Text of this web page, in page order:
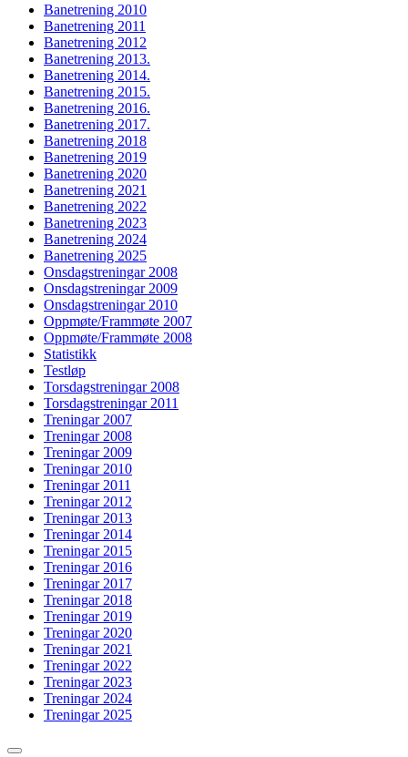
Banetrening 2010
Banetrening 2011
Banetrening 2012
Banetrening 2013.
Banetrening 2014.
Banetrening 2015.
Banetrening 2016.
Banetrening 2017.
Banetrening 2018
Banetrening 2019
Banetrening 2020
Banetrening 2021
Banetrening 2022
Banetrening 2023
Banetrening 2024
Banetrening 2025
Onsdagstreningar 2008
Onsdagstreningar 2009
Onsdagstreningar 2010
Oppmøte/Frammøte 2007
Oppmøte/Frammøte 2008
Statistikk
Testløp
Torsdagstreningar 2008
Torsdagstreningar 2011
Treningar 2007
Treningar 2008
Treningar 2009
Treningar 2010
Treningar 2011
Treningar 2012
Treningar 2013
Treningar 2014
Treningar 2015
Treningar 2016
Treningar 2017
Treningar 2018
Treningar 2019
Treningar 2020
Treningar 2021
Treningar 2022
Treningar 2023
Treningar 2024
Treningar 2025